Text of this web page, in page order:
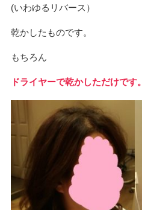
(いわゆるリバース）
乾かしたものです。
もちろん
ドライヤーで乾かしただけです。